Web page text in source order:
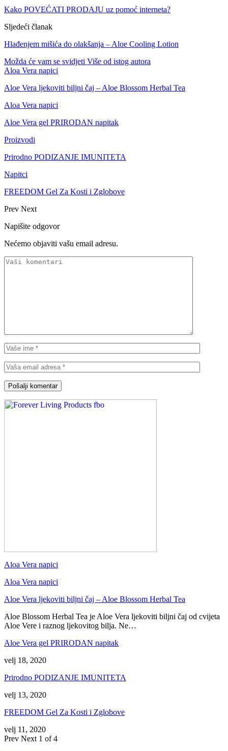
Kako POVEĆATI PRODAJU uz pomoć interneta?
Sljedeći članak
Hlađenjem mišića do olakšanja – Aloe Cooling Lotion
Možda će vam se svidjeti Više od istog autora
Aloa Vera napici
Aloe Vera ljekoviti biljni čaj – Aloe Blossom Herbal Tea
Aloa Vera napici
Aloe Vera gel PRIRODAN napitak
Proizvodi
Prirodno PODIZANJE IMUNITETA
Napitci
FREEDOM Gel Za Kosti i Zglobove
Prev Next
Napišite odgovor
Nećemo objaviti vašu email adresu.
Aloa Vera napici
Aloa Vera napici
Aloe Vera ljekoviti biljni čaj – Aloe Blossom Herbal Tea
Aloe Blossom Herbal Tea je Aloe Vera ljekoviti biljni čaj od cvijeta
Aloe Vere i raznog ljekovitog bilja. Ne…
Aloe Vera gel PRIRODAN napitak
velj 18, 2020
Prirodno PODIZANJE IMUNITETA
velj 13, 2020
FREEDOM Gel Za Kosti i Zglobove
velj 11, 2020
Prev Next 1 of 4